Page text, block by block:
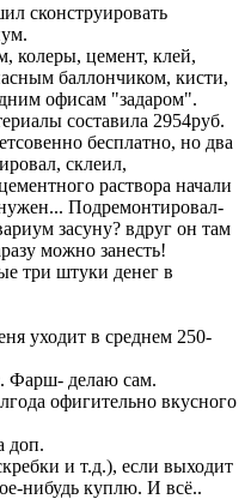
сконструировать
колеры, цемент, клей,
баллончиком, кисти,
офисам "задаром".
составила 2954руб.
бесплатно, но два
склеил,
раствора начали
Подремонтировал-
засуну? вдруг он там
можно занесть!
три штуки денег в
уходит в среднем 250-
Фарш- делаю сам.
офигительно вкусного
доп.
и т.д.), если выходит
нибудь куплю. И всё..